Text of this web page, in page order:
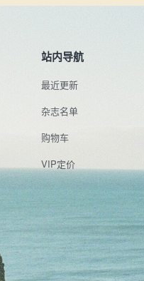
站内导航
最近更新
杂志名单
购物车
VIP定价